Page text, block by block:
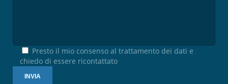
Presto il mio consenso al trattamento dei dati e
chiedo di essere ricontattato